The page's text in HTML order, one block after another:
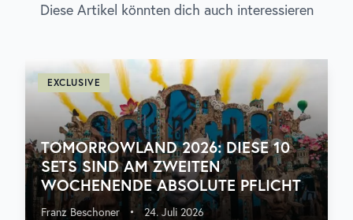
Diese Artikel könnten dich auch interessieren
EXCLUSIVE
TOMORROWLAND 2026: DIESE 10
SETS SIND AM ZWEITEN
WOCHENENDE ABSOLUTE PFLICHT
Franz Beschoner • 24. Juli 2026